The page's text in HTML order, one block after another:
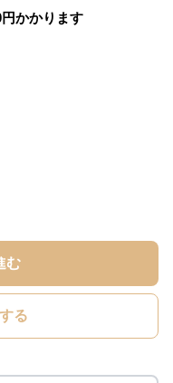
円かかります
む
る